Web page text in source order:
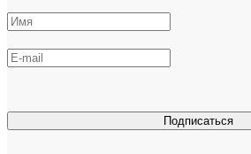
Подписаться